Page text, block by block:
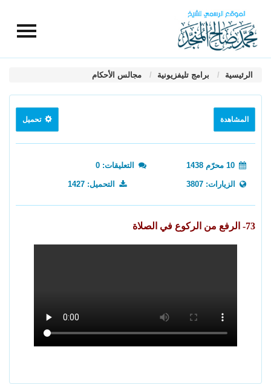
الرئيسية برامج تليفزيونية مجالس الأحكام
المشاهدة تحميل
التعليقات: 0
الزيارات: 3807 التحميل: 1427
73- الرفع من الركوع في الصلاة